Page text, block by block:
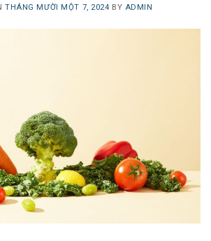
THÁNG MƯỜI MỘT 7, 2024 BY ADMIN